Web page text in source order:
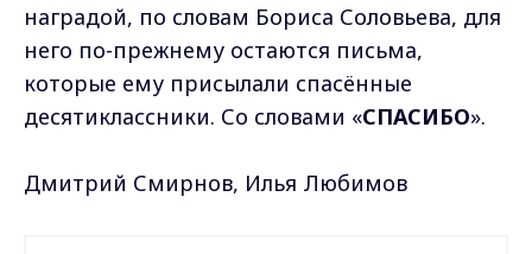
наградой, по словам Бориса Соловьева, для
него по-прежнему остаются письма,
которые ему присылали спасённые
десятиклассники. Со словами «СПАСИБО».
Дмитрий Смирнов, Илья Любимов